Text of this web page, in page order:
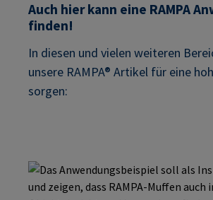
Auch hier kann eine RAMPA
finden!
In diesen und vielen weiteren
unsere RAMPA® Artikel für eine
sorgen: